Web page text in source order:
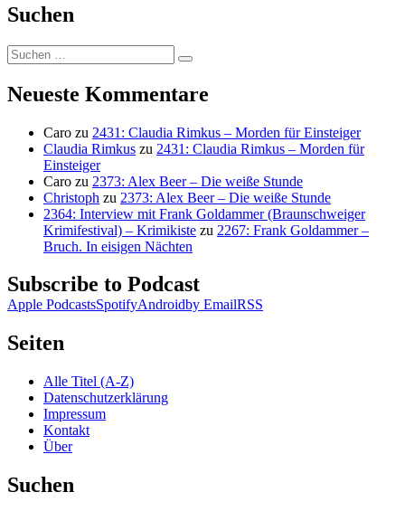
Suchen
Suchen
nach:
Suchen
Neueste Kommentare
Caro zu 2431: Claudia Rimkus – Morden für Einsteiger
Claudia Rimkus zu 2431: Claudia Rimkus – Morden für
Einsteiger
Caro zu 2373: Alex Beer – Die weiße Stunde
Christoph zu 2373: Alex Beer – Die weiße Stunde
2364: Interview mit Frank Goldammer (Braunschweiger
Krimifestival) – Krimikiste zu 2267: Frank Goldammer –
Bruch. In eisigen Nächten
Subscribe to Podcast
Apple PodcastsSpotifyAndroidby EmailRSS
Seiten
Alle Titel (A-Z)
Datenschutzerklärung
Impressum
Kontakt
Über
Suchen